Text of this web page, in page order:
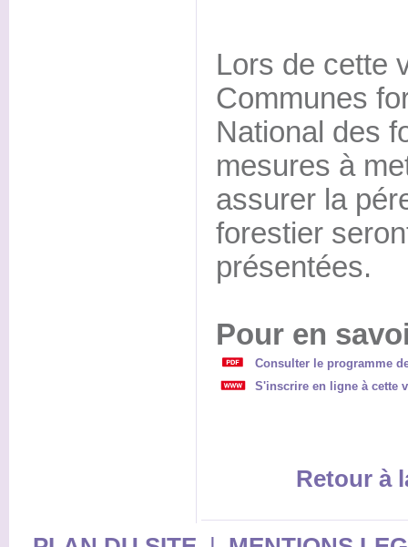
Lors de cette
Communes
National des
mesures à
assurer la
forestier
présentées.
Pour en
Consulter le programme
S'inscrire en ligne à cette
Retour à